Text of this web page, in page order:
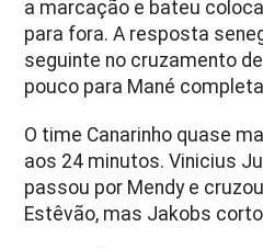
a marcação e bateu
para fora. A resposta
seguinte no cruzamento
pouco para Mané
O time Canarinho quase
aos 24 minutos. Vinicius
passou por Mendy e
Estêvão, mas Jakobs